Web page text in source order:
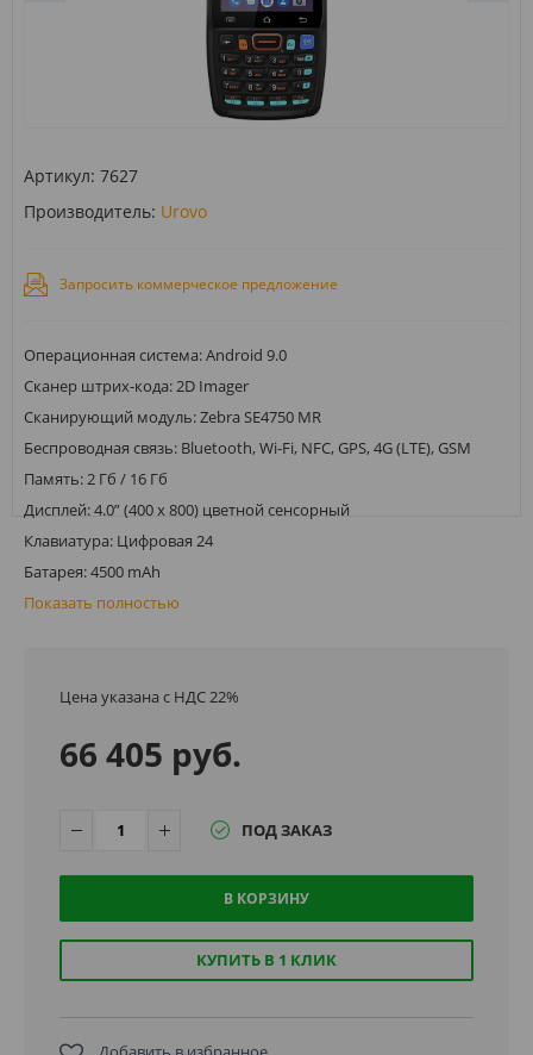
Артикул: 7627
Производитель: Urovo
Запросить коммерческое предложение
Операционная система: Android 9.0
Сканер штрих-кода: 2D Imager
Сканирующий модуль: Zebra SE4750 MR
Беспроводная связь: Bluetooth, Wi-Fi, NFС, GPS, 4G (LTE), GSM
Память: 2 Гб / 16 Гб
Дисплей: 4.0” (400 x 800) цветной сенсорный
Клавиатура: Цифровая 24
Батарея: 4500 mAh
Показать полностью
Цена указана с НДС 22%
66 405 руб.
ПОД ЗАКАЗ
В КОРЗИНУ
КУПИТЬ В 1 КЛИК